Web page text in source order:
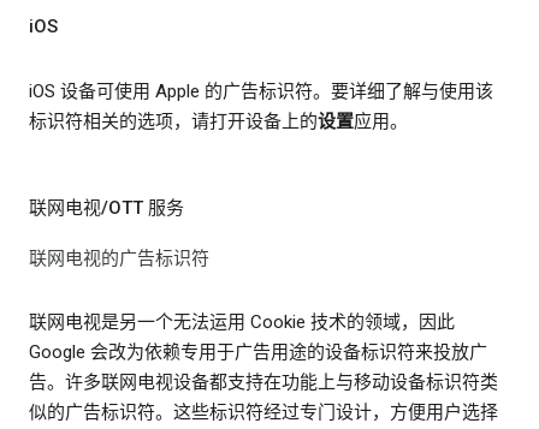
iOS
iOS 设备可使用 Apple 的广告标识符。要详细了解与使用该
标识符相关的选项，请打开设备上的设置应用。
联网电视/OTT 服务
联网电视的广告标识符
联网电视是另一个无法运用 Cookie 技术的领域，因此
Google 会改为依赖专用于广告用途的设备标识符来投放广
告。许多联网电视设备都支持在功能上与移动设备标识符类
似的广告标识符。这些标识符经过专门设计，方便用户选择